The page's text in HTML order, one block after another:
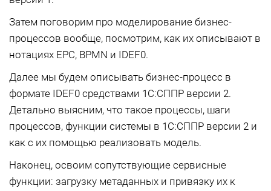
Затем поговорим про моделирование бизнес-
процессов вообще, посмотрим, как их описывают в
нотациях EPC, BPMN и IDEF0.
Далее мы будем описывать бизнес-процесс в
формате IDEF0 средствами 1С:СППР версии 2.
Детально выясним, что такое процессы, шаги
процессов, функции системы в 1С:СППР версии 2 и
как с их помощью реализовать модель.
Наконец, освоим сопутствующие сервисные
функции: загрузку метаданных и привязку их к